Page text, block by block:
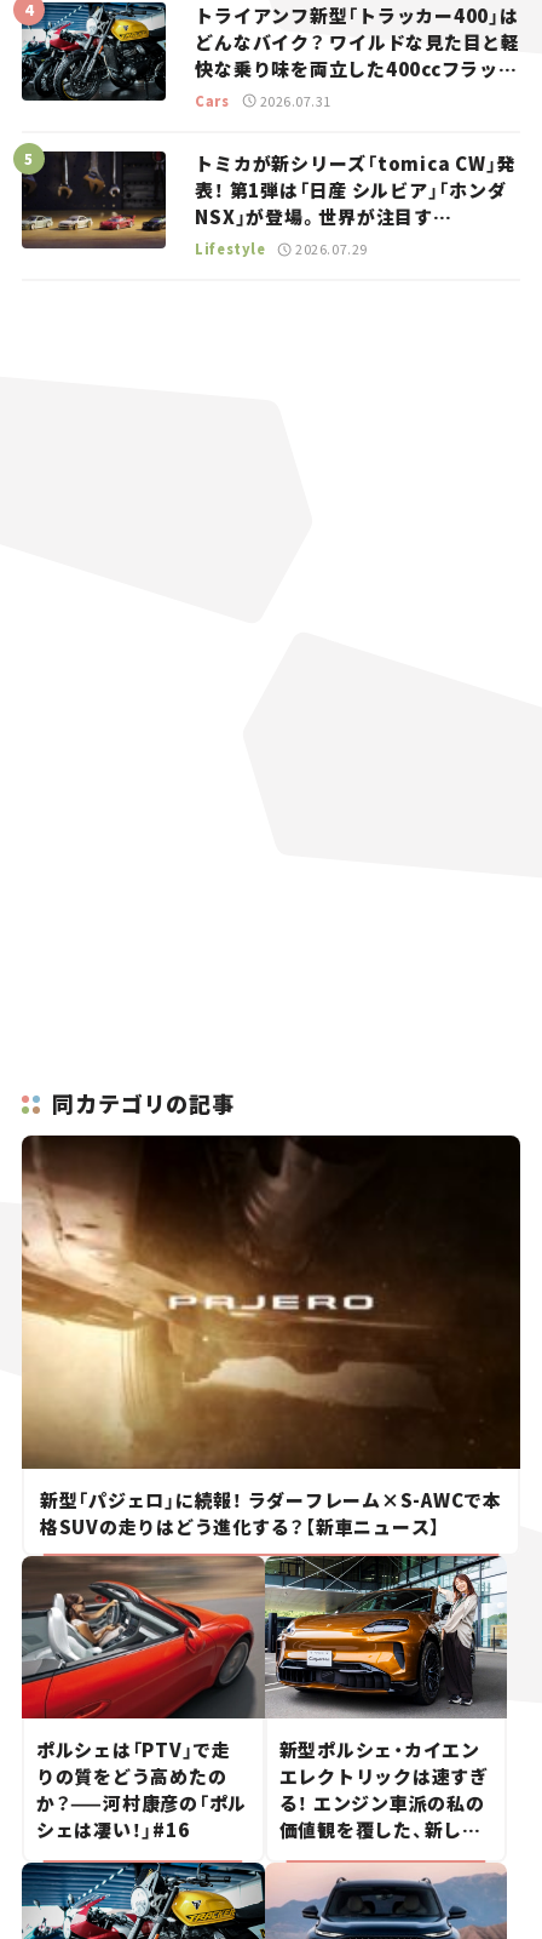
トライアンフ新型「トラッカー400」は
どんなバイク？ ワイルドな見た目と軽
快な乗り味を両立した400ccフラット
トラッカー【試乗レビュー】
Cars 2026.07.31
トミカが新シリーズ「tomica CW」発
表！ 第1弾は「日産 シルビア」「ホンダ
NSX」が登場。世界が注目す
る“JDM”に焦点【クルマとホビー】
Lifestyle 2026.07.29
同カテゴリの記事
新型「パジェロ」に続報！ ラダーフレーム×S-AWCで本
格SUVの走りはどう進化する？【新車ニュース】
ポルシェは「PTV」で走
りの質をどう高めたの
か？——河村康彦の「ポル
シェは凄い！」#16
新型ポルシェ・カイエン
エレクトリックは速すぎ
る！ エンジン車派の私の
価値観を覆した、新しい
ポルシェの走り。